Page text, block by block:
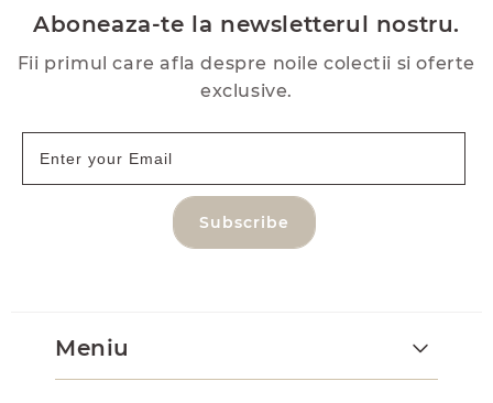
Aboneaza-te la newsletterul nostru.
Fii primul care afla despre noile colectii si oferte
exclusive.
Subscribe
Meniu